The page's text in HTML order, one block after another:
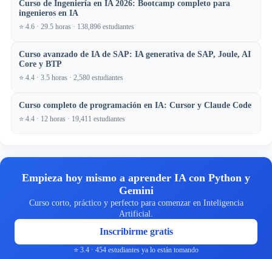
Curso de Ingeniería en IA 2026: Bootcamp completo para
ingenieros en IA
⭐ 4.6 · 29.5 horas · 138,896 estudiantes
Curso avanzado de IA de SAP: IA generativa de SAP, Joule, AI
Core y BTP
⭐ 4.4 · 3.5 horas · 2,580 estudiantes
Curso completo de programación en IA: Cursor y Claude Code
⭐ 4.4 · 12 horas · 19,411 estudiantes
Empieza hoy mismo a aprender IA con Python y
Gemini
Curso corto, práctico y perfecto para comenzar en Inteligencia
Artificial.
Inscribirme gratis
⭐ 3.4 · 454 estudiantes ya lo están tomando